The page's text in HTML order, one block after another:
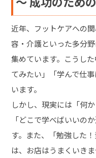
近年、フットケアへの
容・介護といった多分
集めています。こうし
てみたい」「学んで仕
います。
しかし、現実には「何
「どこで学べばいいの
す。また、「勉強した
は、お店はうまくいきま